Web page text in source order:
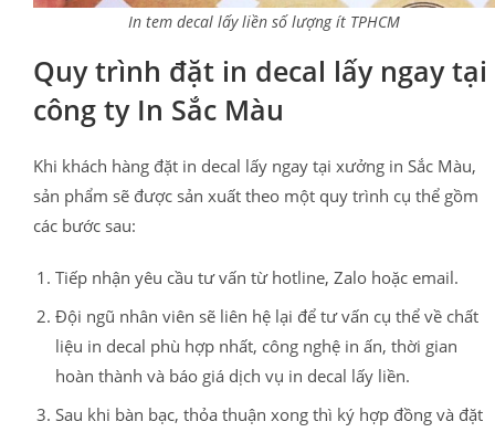
In tem decal lấy liền số lượng ít TPHCM
Quy trình đặt in decal lấy ngay tại
công ty In Sắc Màu
Khi khách hàng đặt in decal lấy ngay tại xưởng in Sắc Màu,
sản phẩm sẽ được sản xuất theo một quy trình cụ thể gồm
các bước sau:
Tiếp nhận yêu cầu tư vấn từ hotline, Zalo hoặc email.
Đội ngũ nhân viên sẽ liên hệ lại để tư vấn cụ thể về chất
liệu in decal phù hợp nhất, công nghệ in ấn, thời gian
hoàn thành và báo giá dịch vụ in decal lấy liền.
Sau khi bàn bạc, thỏa thuận xong thì ký hợp đồng và đặt